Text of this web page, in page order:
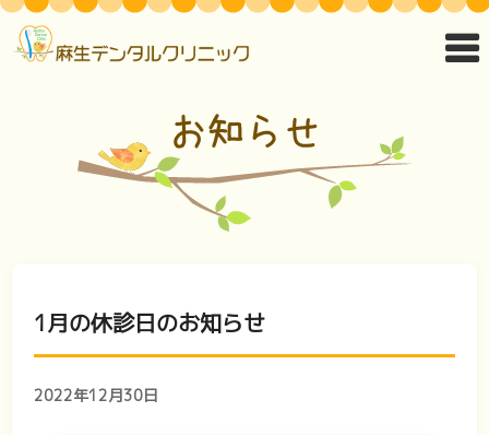
1月の休診日のお知らせ
2022年12月30日